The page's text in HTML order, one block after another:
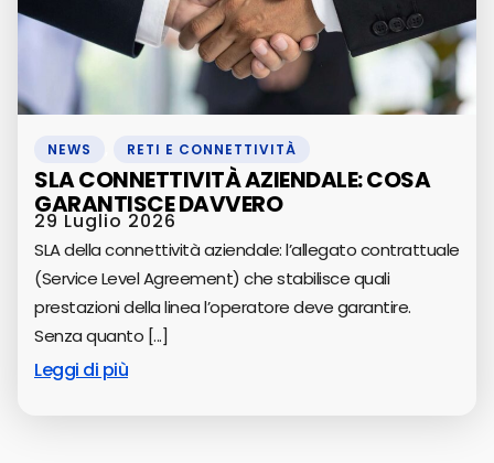
NEWS RETI E CONNETTIVITÀ
SLA CONNETTIVITÀ AZIENDALE: COSA
GARANTISCE DAVVERO
29 Luglio 2026
SLA della connettività aziendale: l’allegato contrattuale
(Service Level Agreement) che stabilisce quali
prestazioni della linea l’operatore deve garantire.
Senza quanto [...]
Leggi di più